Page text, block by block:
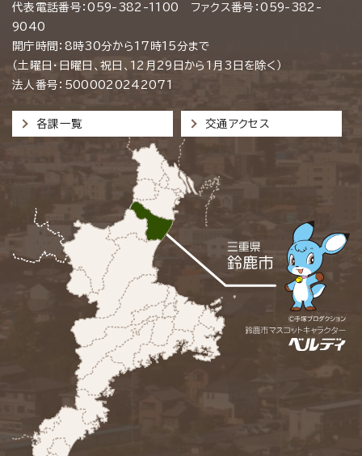
代表電話番号：059-382-1100 ファクス番号：059-382-
9040
開庁時間：8時30分から17時15分まで
（土曜日・日曜日、祝日、12月29日から1月3日を除く）
法人番号：5000020242071
各課一覧 交通アクセス